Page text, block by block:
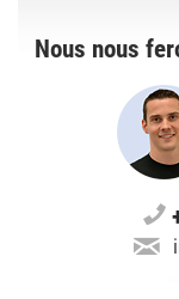
Nous nous